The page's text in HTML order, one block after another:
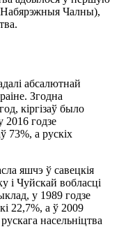
Набярэжныя Чалны),
абсалютнай
Згодна
кіргізаў было
2016 годзе
73%, а рускіх
яшчэ ў савецкія
і Чуйскай вобласці
у 1989 годзе
22,7%, а ў 2009
насельніцтва